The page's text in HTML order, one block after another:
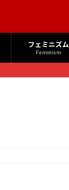
フェミニズム
Feminism